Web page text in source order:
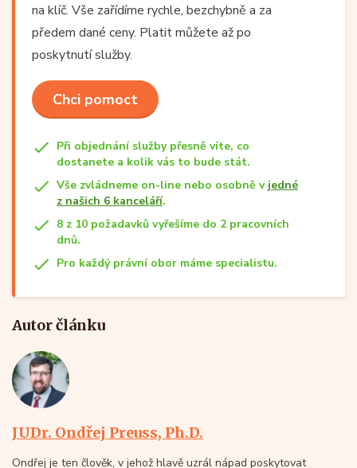
na klíč. Vše zařídíme rychle, bezchybně a za
předem dané ceny. Platit můžete až po
poskytnutí služby.
Chci pomoct
Při objednání služby přesně víte, co
dostanete a kolik vás to bude stát.
Vše zvládneme on-line nebo osobně v jedné
z našich 6 kanceláří.
8 z 10 požadavků vyřešíme do 2 pracovních
dnů.
Pro každý právní obor máme specialistu.
Autor článku
JUDr. Ondřej Preuss, Ph.D.
Ondřej je ten člověk, v jehož hlavě uzrál nápad poskytovat